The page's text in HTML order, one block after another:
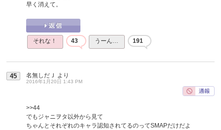
早く消えて。
それな！ 43 うーん… 191
45 名無しだＪ より
2016年1月20日 1:43 PM
>>44
でもジャニヲタ以外から見て
ちゃんとそれぞれのキャラ認知されてるのってSMAPだけだよ